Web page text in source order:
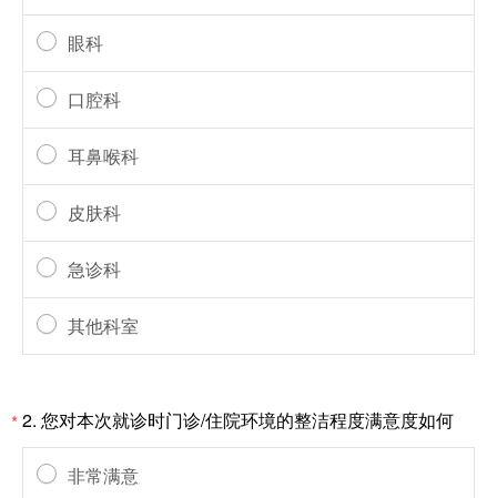
眼科
口腔科
耳鼻喉科
皮肤科
急诊科
其他科室
*2. 您对本次就诊时门诊/住院环境的整洁程度满意度如何
非常满意